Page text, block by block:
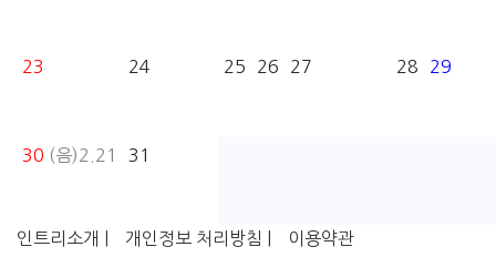
23 24 25 26 27 28 29
30 (음)2.21 31
인트리소개 | 개인정보 처리방침 | 이용약관